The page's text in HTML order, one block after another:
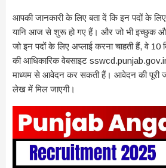
आपकी जानकारी के लिए बता दें कि इन पदों के
यानि आज से शुरू हो गए हैं। और जो भी इच्छुक और
जो इन पदों के लिए अप्लाई करना चाहती हैं, वे
की आधिकारिक वेबसाइट
माध्यम से आवेदन कर सकती हैं। आवेदन की पूरी
लेख में मिल जाएगी।